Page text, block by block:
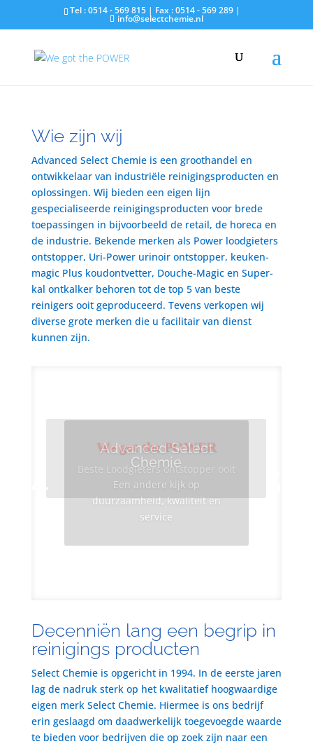
Tel : 0514 - 569 815 | Fax : 0514 - 569 289 |
info@selectchemie.nl
Wie zijn wij
Advanced Select Chemie is een groothandel en
ontwikkelaar van industriële reinigingsproducten en
oplossingen. Wij bieden een eigen lijn
gespecialiseerde reinigingsproducten voor brede
toepassingen in bijvoorbeeld de retail, de horeca en
de industrie. Bekende merken als Power loodgieters
ontstopper, Uri-Power urinoir ontstopper, keuken-
magic Plus koudontvetter, Douche-Magic en Super-
kal ontkalker behoren tot de top 5 van beste
reinigers ooit geproduceerd. Tevens verkopen wij
diverse grote merken die u facilitair van dienst
kunnen zijn.
Advanced Select
Chemie
Een andere kijk op
duurzaamheid, kwaliteit en
service
We got the POWER
Beste Loodgieters ontstopper ooit
Decenniën lang een begrip in
reinigings producten
Select Chemie is opgericht in 1994. In de eerste jaren
lag de nadruk sterk op het kwalitatief hoogwaardige
eigen merk Select Chemie. Hiermee is ons bedrijf
erin geslaagd om daadwerkelijk toegevoegde waarde
te bieden voor bedrijven die op zoek zijn naar een